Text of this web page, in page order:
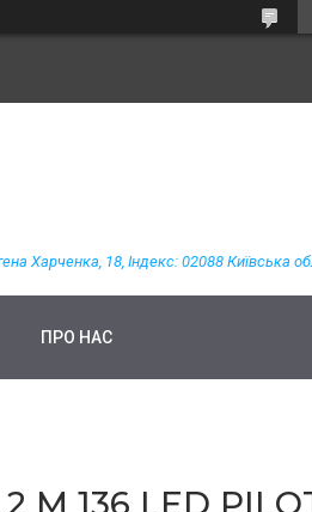
Харченка, 18, Індекс: 02088 Київська
ПРО НАС
136 LED